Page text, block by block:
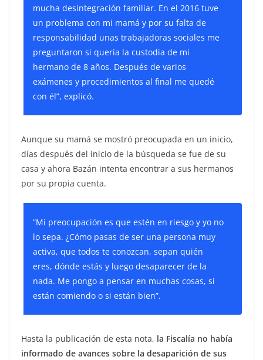
mucha desintegración familiar. En el 2016 tuve
un problema con mi mamá y por su falta de
responsabilidad unas trabajadoras sociales me
preguntaron si quería la custodia de mi
hermano de 8 años. Después de varios
exámenes y procedimientos al final me quedé
con él”, explicó.
Aunque su mamá se mostró preocupada en un inicio,
días después del inicio de la búsqueda se fue de su
casa y ahora Bazán intenta encontrar a sus hermanos
por su propia cuenta.
“Mi preocupación es que estén en riesgo y yo no
lo sepa. ¿Cómo pasas de ser una persona muy
activa, que todos te conozcan, sepan quién
eres, dónde estás y luego desaparecer de la
nada. Me pongo a pensar en muchas cosas, si
están comiendo o si están bien”.
Hasta la publicación de esta nota, la Fiscalía no había
informado de avances sobre la desaparición de sus